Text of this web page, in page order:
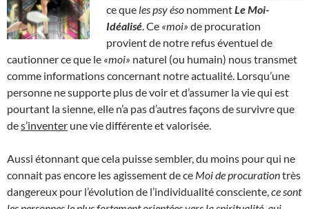
ce que les psy éso nommentLe Moi-
Idéalisé . Ce «moi» de procuration
provient de notre refus éventuel de
cautionner ce que le «moi» naturel (ou humain) nous transmet
comme informations concernant notre actualité. Lorsqu’une
personne ne supporte plus de voir et d’assumer la vie qui est
pourtant la sienne, elle n’a pas d’autres façons de survivre que
des’inventer une vie différente et valorisée.
Aussi étonnant que cela puisse sembler, du moins pour qui ne
connait pas encore les agissement de ce Moi de procurationtrès
dangereux pour l’évolution de l’individualité consciente, ce sont